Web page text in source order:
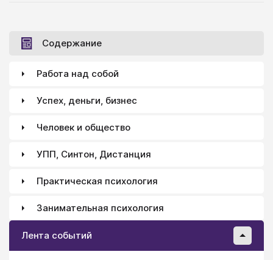
Содержание
Работа над собой
Успех, деньги, бизнес
Человек и общество
УПП, Синтон, Дистанция
Практическая психология
Занимательная психология
Лента событий